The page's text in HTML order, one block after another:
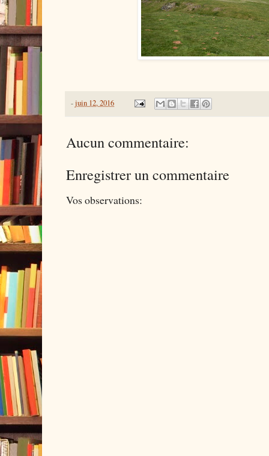
-juin 12, 2016
Aucun commentaire:
Enregistrer un commentaire
Vos observations: